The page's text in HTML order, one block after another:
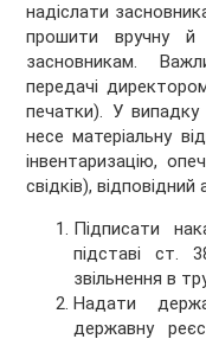
надіслати
прошити вручну й
засновникам.
передачі
печатки). У
несе матеріальну
інвентаризацію,
свідків),
Підписати
підставі ст.
звільнення в
Надати
державну